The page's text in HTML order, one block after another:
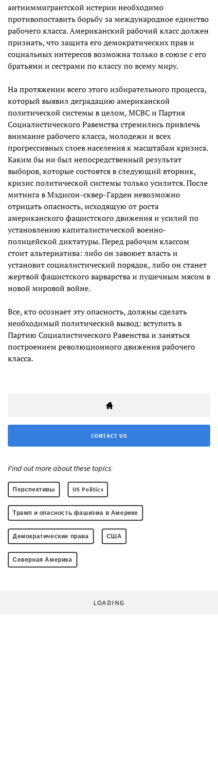
антииммигрантской истерии необходимо
противопоставить борьбу за международное единство
рабочего класса. Американский рабочий класс должен
признать, что защита его демократических прав и
социальных интересов возможна только в союзе с его
братьями и сестрами по классу по всему миру.
На протяжении всего этого избирательного процесса,
который выявил деградацию американской
политической системы в целом, МСВС и Партия
Социалистического Равенства стремились привлечь
внимание рабочего класса, молодежи и всех
прогрессивных слоев населения к масштабам кризиса.
Каким бы ни был непосредственный результат
выборов, которые состоятся в следующий вторник,
кризис политической системы только усилится. После
митинга в Мэдисон-сквер-Гарден невозможно
отрицать опасность, исходящую от роста
американского фашистского движения и усилий по
установлению капиталистической военно-
полицейской диктатуры. Перед рабочим классом
стоит альтернатива: либо он завоюет власть и
установит социалистический порядок, либо он станет
жертвой фашистского варварства и пушечным мясом в
новой мировой войне.
Все, кто осознает эту опасность, должны сделать
необходимый политический вывод: вступить в
Партию Социалистического Равенства и заняться
построением революционного движения рабочего
класса.
CONTACT US
Find out more about these topics:
Перспективы US Politics
Трамп и опасность фашизма в Америке
Демократические права США
Северная Америка
LOADING